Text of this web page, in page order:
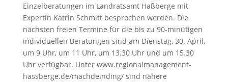
Einzelberatungen im Landratsamt Haßberge mit
Expertin Katrin Schmitt besprochen werden. Die
nächsten freien Termine für die bis zu 90-minütigen
individuellen Beratungen sind am Dienstag, 30. April,
um 9 Uhr, um 11 Uhr, um 13.30 Uhr und um 15.30
Uhr verfügbar. Unter www.regionalmanagement-
hassberge.de/machdeinding/ sind nähere